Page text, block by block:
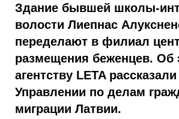
Здание бывшей школы-
волости Лиепнас
переделают в филиал
размещения беженцев. Об
агентству LETA
Управлении по делам
миграции Латвии.